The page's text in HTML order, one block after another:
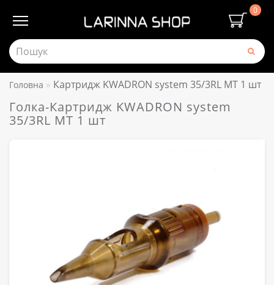
0
Головна Картридж KWADRON system 35/3RL MT 1 шт
Голка-Картридж KWADRON system
35/3RL MT 1 шт